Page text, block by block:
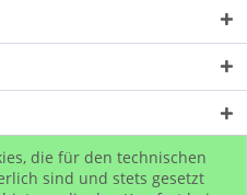
zzgl. Versandkosten, wenn nicht
die für den technischen
sind und stets gesetzt